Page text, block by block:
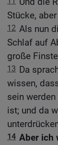
Stücke,
12 Als nun
Schlaf auf
große
13 Da
wissen,
sein
ist; und da
14 Aber ich